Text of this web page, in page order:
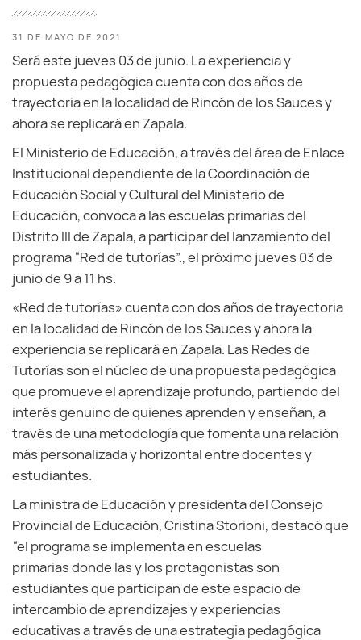
31 DE MAYO DE 2021
Será este jueves 03 de junio. La experiencia y
propuesta pedagógica cuenta con dos años de
trayectoria en la localidad de Rincón de los Sauces y
ahora se replicará en Zapala.
El Ministerio de Educación, a través del área de Enlace
Institucional dependiente de la Coordinación de
Educación Social y Cultural del Ministerio de
Educación, convoca a las escuelas primarias del
Distrito III de Zapala, a participar del lanzamiento del
programa “Red de tutorías”., el próximo jueves 03 de
junio de 9 a 11 hs.
«Red de tutorías» cuenta con dos años de trayectoria
en la localidad de Rincón de los Sauces y ahora la
experiencia se replicará en Zapala. Las Redes de
Tutorías son el núcleo de una propuesta pedagógica
que promueve el aprendizaje profundo, partiendo del
interés genuino de quienes aprenden y enseñan, a
través de una metodología que fomenta una relación
más personalizada y horizontal entre docentes y
estudiantes.
La ministra de Educación y presidenta del Consejo
Provincial de Educación, Cristina Storioni, destacó que
“el programa se implementa en escuelas
primarias donde las y los protagonistas son
estudiantes que participan de este espacio de
intercambio de aprendizajes y experiencias
educativas a través de una estrategia pedagógica